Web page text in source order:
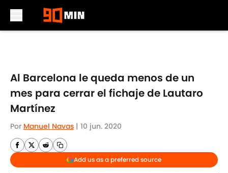
Al Barcelona le queda menos de un
mes para cerrar el fichaje de Lautaro
Martínez
Por Manuel Navas | 10 jun. 2020
Add us as a preferred source